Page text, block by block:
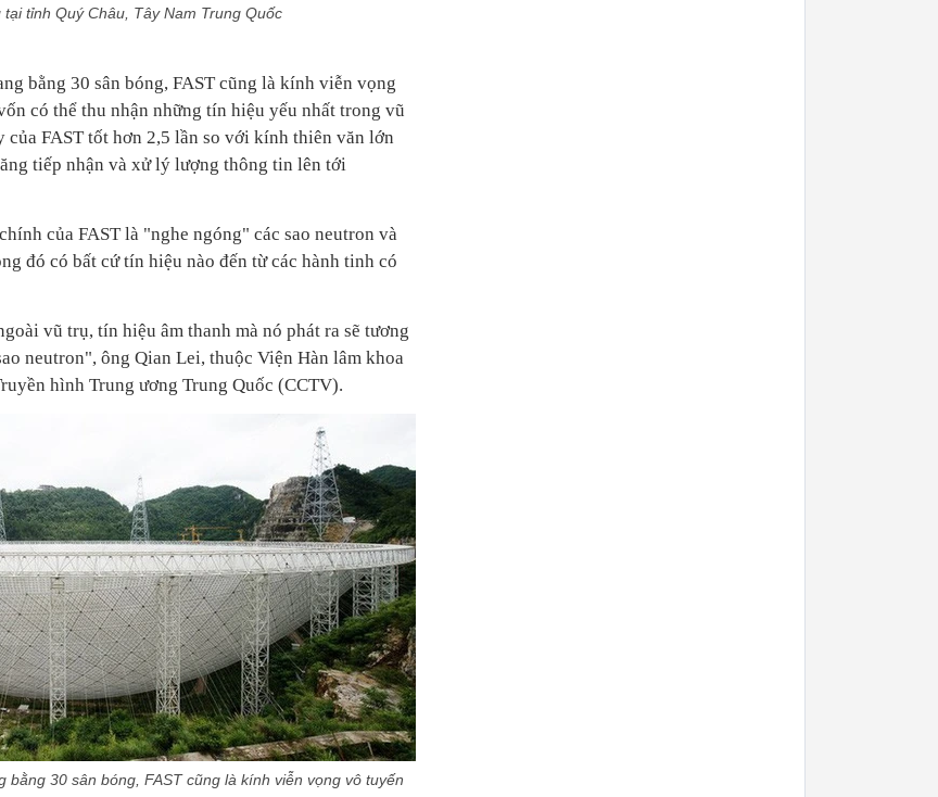
tỉnh Quý Châu, Tây Nam Trung Quốc
bằng 30 sân bóng, FAST cũng là kính viễn vọng
có thể thu nhận những tín hiệu yếu nhất trong vũ
FAST tốt hơn 2,5 lần so với kính thiên văn lớn
tiếp nhận và xử lý lượng thông tin lên tới
của FAST là "nghe ngóng" các sao neutron và
đó có bất cứ tín hiệu nào đến từ các hành tinh có
vũ trụ, tín hiệu âm thanh mà nó phát ra sẽ tương
neutron", ông Qian Lei, thuộc Viện Hàn lâm khoa
hình Trung ương Trung Quốc (CCTV).
30 sân bóng, FAST cũng là kính viễn vọng vô tuyến